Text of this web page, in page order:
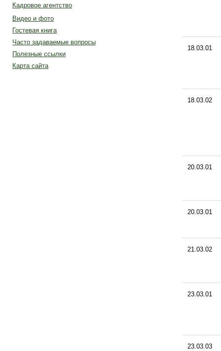
Кадровое агентство
Видео и фото
Гостевая книга
Часто задаваемые вопросы
Полезные ссылки
Карта сайта
18.03.01
18.03.02
20.03.01
20.03.01
21.03.02
23.03.01
23.03.03